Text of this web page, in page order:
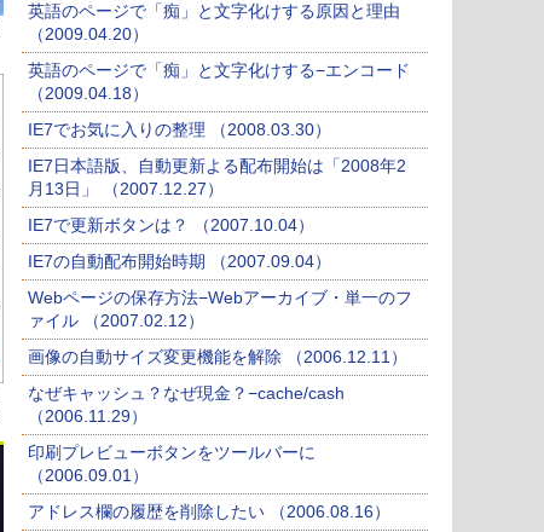
英語のページで「痴」と文字化けする原因と理由
（2009.04.20）
英語のページで「痴」と文字化けする−エンコード
（2009.04.18）
IE7でお気に入りの整理 （2008.03.30）
IE7日本語版、自動更新よる配布開始は「2008年2
月13日」 （2007.12.27）
IE7で更新ボタンは？ （2007.10.04）
IE7の自動配布開始時期 （2007.09.04）
Webページの保存方法−Webアーカイブ・単一のフ
ァイル （2007.02.12）
画像の自動サイズ変更機能を解除 （2006.12.11）
なぜキャッシュ？なぜ現金？−cache/cash
（2006.11.29）
印刷プレビューボタンをツールバーに
（2006.09.01）
アドレス欄の履歴を削除したい （2006.08.16）